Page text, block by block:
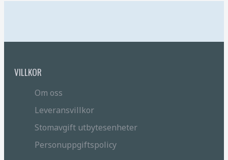
VILLKOR
Om oss
Leveransvillkor
Stomavgift utbytesenheter
Personuppgiftspolicy